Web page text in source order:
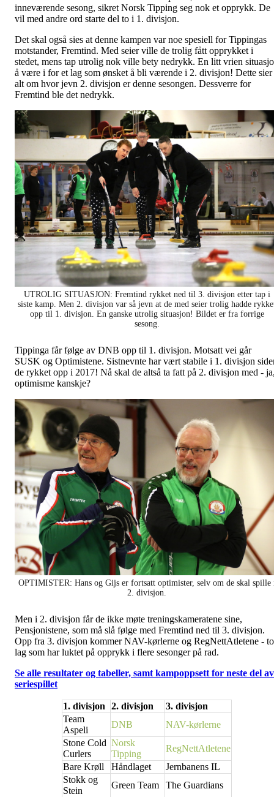
inneværende sesong, sikret Norsk Tipping seg nok et opprykk. De
vil med andre ord starte del to i 1. divisjon.
Det skal også sies at denne kampen var noe spesiell for Tippingas
motstander, Fremtind. Med seier ville de trolig fått opprykket i
stedet, mens tap utrolig nok ville bety nedrykk. En litt vrien
å være i for et lag som ønsket å bli værende i 2. divisjon! Dette sier
alt om hvor jevn 2. divisjon er denne sesongen. Dessverre for
Fremtind ble det nedrykk.
UTROLIG SITUASJON: Fremtind rykket ned til 3. divisjon etter tap i
siste kamp. Men 2. divisjon var så jevn at de med seier trolig hadde
opp til 1. divisjon. En ganske utrolig situasjon! Bildet er fra forrige
sesong.
Tippinga får følge av DNB opp til 1. divisjon. Motsatt vei går
SUSK og Optimistene. Sistnevnte har vært stabile i 1. divisjon
de rykket opp i 2017! Nå skal de altså ta fatt på 2. divisjon med -
optimisme kanskje?
OPTIMISTER: Hans og Gijs er fortsatt optimister, selv om de skal spille
2. divisjon.
Men i 2. divisjon får de ikke møte treningskameratene sine,
Pensjonistene, som må slå følge med Fremtind ned til 3. divisjon.
Opp fra 3. divisjon kommer NAV-kørlerne og RegNettAtletene - to
lag som har luktet på opprykk i flere sesonger på rad.
Se alle resultater og tabeller, samt kampoppsett for neste del av
seriespillet
1. divisjon 2. divisjon
3. divisjon
Team
Aspeli
DNB
NAV-kørlerne
Stone Cold
Curlers
Norsk
Tipping
RegNettAtletene
Bare Krøll
Håndlaget
Jernbanens IL
Stokk og
Stein
Green Team
The Guardians